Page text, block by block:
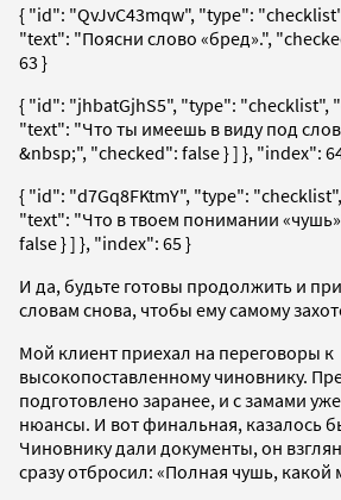
{ "id": "QvJvC43mqw", "type":
"text": "Поясни слово «бред».",
63 }
{ "id": "jhbatGjhS5", "type": "checklist",
"text": "Что ты имеешь в виду под
&nbsp;", "checked": false } ] }, "index":
{ "id": "d7Gq8FKtmY", "type":
"text": "Что в твоем понимании
false } ] }, "index": 65 }
И да, будьте готовы продолжить и
словам снова, чтобы ему самому
Мой клиент приехал на переговоры к
высокопоставленному чиновнику.
подготовлено заранее, и с замами
нюансы. И вот финальная, казалось
Чиновнику дали документы, он
сразу отбросил: «Полная чушь, какой